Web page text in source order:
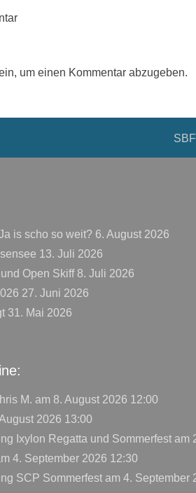
um einen Kommentar abzugeben.
is scho so weit? 6. August 2026
13. Juli 2026
Open Skiff 8. Juli 2026
27. Juni 2026
31. Mai 2026
M. am 8. August 2026 12:00
2026 13:00
Ixylon Regatta und Sommerfest am
4. September 2026 12:30
SCP Sommerfest am 4. September